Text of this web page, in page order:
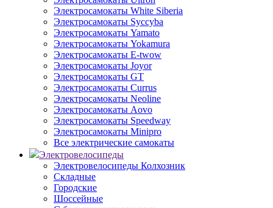
Электросамокаты White Siberia
Электросамокаты Syccyba
Электросамокаты Yamato
Электросамокаты Yokamura
Электросамокаты E-twow
Электросамокаты Joyor
Электросамокаты GT
Электросамокаты Currus
Электросамокаты Neoline
Электросамокаты Aovo
Электросамокаты Speedway
Электросамокаты Minipro
Все электрические самокаты
Электровелосипеды
Электровелосипеды Колхозник
Складные
Городские
Шоссейные